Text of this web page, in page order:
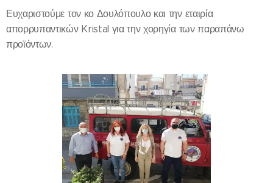
Ευχαριστούμε τον κο Δουλόπουλο και την εταιρία
απορρυπαντικών Kristal για την χορηγία των παραπάνω
προϊόντων.